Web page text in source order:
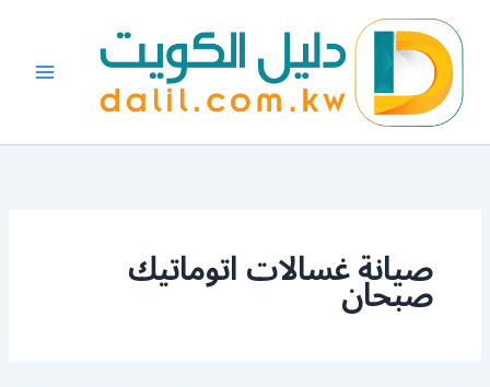
المحتوى
صيانة غسالات اتوماتيك
صبحان